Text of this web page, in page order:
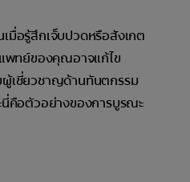
อรู้สึกเจ็บปวดหรือสังเกต
พทย์ของคุณอาจแก้ไข
เชี่ยวชาญด้านทันตกรรม
คือตัวอย่างของการบูรณะ